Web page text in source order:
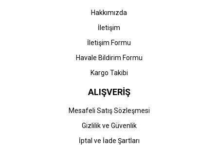
(PA4500) Orjinal Kırmızı
8.269,03 TL
STOK BİLGİSİNİ SORUNUZ
Hakkımızda
İletişim
İletişim Formu
Havale Bildirim Formu
Kargo Takibi
ALIŞVERİŞ
Mesafeli Satış Sözleşmesi
Gizlilik ve Güvenlik
İptal ve İade Şartları